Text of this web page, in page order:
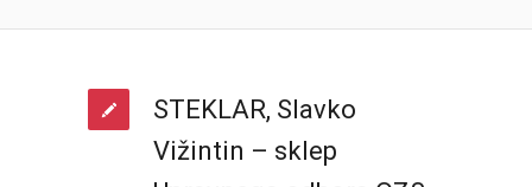
STEKLAR, Slavko
Vižintin – sklep